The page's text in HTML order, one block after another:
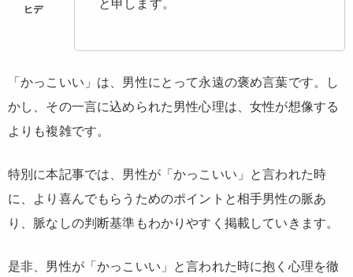
と申します。
「かっこいい」は、男性にとって永遠の褒め言葉です。し
かし、その一言に込められた男性心理は、女性が想像する
よりも複雑です。
特別に本記事では、男性が「かっこいい」と言われた時
に、より喜んでもらうためのポイントと相手男性の脈あ
り、脈なしの判断基準もわかりやすく掲載していきます。
是非、男性が「かっこいい」と言われた時に抱く心理を徹